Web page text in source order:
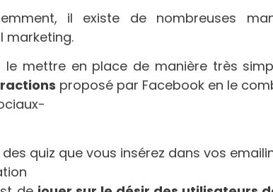
il existe de nombreuses
marketing.
le mettre en place de manière très
proposé par Facebook en le
quiz que vous insérez dans vos